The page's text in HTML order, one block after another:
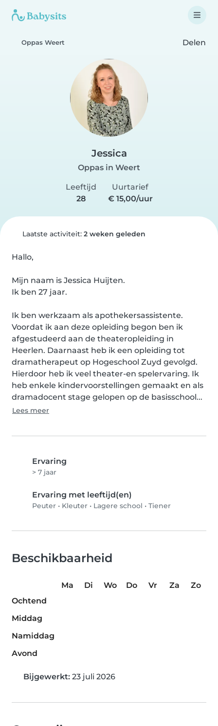
Oppas Weert Delen
Jessica
Oppas in Weert
Leeftijd
28
Uurtarief
€ 15,00/uur
Laatste activiteit: 2 weken geleden
Hallo,
Mijn naam is Jessica Huijten.
Ik ben 27 jaar.
Ik ben werkzaam als apothekersassistente.
Voordat ik aan deze opleiding begon ben ik
afgestudeerd aan de theateropleiding in
Heerlen. Daarnaast heb ik een opleiding tot
dramatherapeut op Hogeschool Zuyd gevolgd.
Hierdoor heb ik veel theater-en spelervaring. Ik
heb enkele kindervoorstellingen gemaakt en als
dramadocent stage gelopen op de basisschool...
Lees meer
Ervaring
> 7 jaar
Ervaring met leeftijd(en)
Peuter • Kleuter • Lagere school • Tiener
Beschikbaarheid
Ma Di Wo Do Vr Za
Zo
Ochtend
Middag
Namiddag
Avond
Bijgewerkt: 23 juli 2026